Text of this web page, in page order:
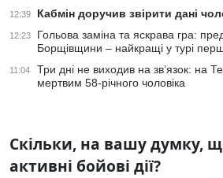
12:39 Кабмін доручив звірити дані
12:23
Гольова заміна та яскрава гра:
Борщівщини – найкращі у турі
11:04
Три дні не виходив на зв’язок: на
мертвим 58-річного чоловіка
Скільки, на вашу думку,
активні бойові дії?